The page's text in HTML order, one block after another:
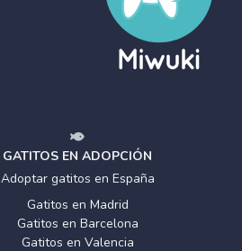
GATITOS EN ADOPCIÓN
Adoptar gatitos en España
Gatitos en Madrid
Gatitos en Barcelona
Gatitos en Valencia